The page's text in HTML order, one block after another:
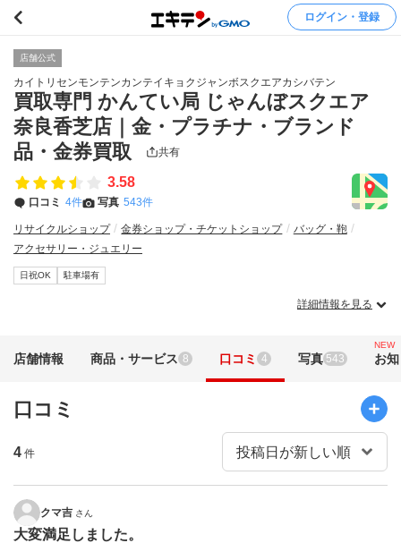
ログイン・登録
店舗公式
カイトリセンモンテンカンテイキョクジャンボスクエアカシバテン
買取専門 かんてい局 じゃんぼスクエア
奈良香芝店｜金・プラチナ・ブランド
品・金券買取
共有
3.58
口コミ 4件 写真 543件
リサイクルショップ 金券ショップ・チケットショップ
バッグ・鞄
アクセサリー・ジュエリー
日祝OK 駐車場有
詳細情報を見る
店舗情報 商品・サービス 8 口コミ 4 写真 543
NEW
お
口コミ
4 件
クマ吉 さん
大変満足しました。